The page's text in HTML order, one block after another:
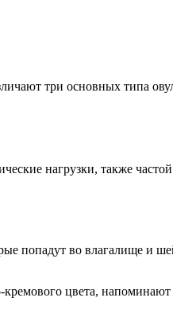
три основных типа
нагрузки, также
попадут во влагалище и
цвета, напоминают